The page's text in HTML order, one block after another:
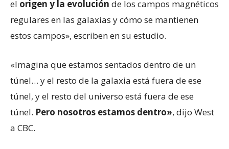
el origen y la evolución de los campos magnéticos
regulares en las galaxias y cómo se mantienen
estos campos», escriben en su estudio.
«Imagina que estamos sentados dentro de un
túnel… y el resto de la galaxia está fuera de ese
túnel, y el resto del universo está fuera de ese
túnel. Pero nosotros estamos dentro», dijo West
a CBC.